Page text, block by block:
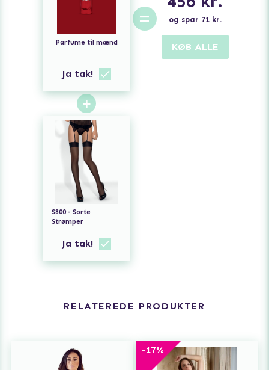
Parfume til mænd
Ja tak!
+
S800 - Sorte
Strømper
Ja tak!
= og spar 71kr.
KØB ALLE
RELATEREDE PRODUKTER
-17%